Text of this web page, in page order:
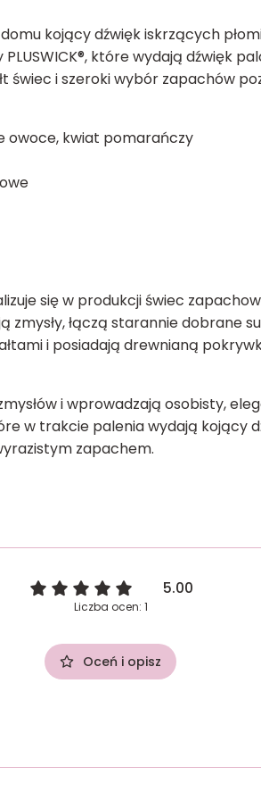
kojący dźwięk iskrzących
które wydają dźwięk
świec i szeroki wybór zapachów
owoce, kwiat pomarańczy
się w produkcji świec
zmysły, łączą starannie dobrane
i posiadają drewnianą
i wprowadzają osobisty,
w trakcie palenia wydają kojący
zapachem.
5.00
Liczba ocen: 1
Oceń i opisz